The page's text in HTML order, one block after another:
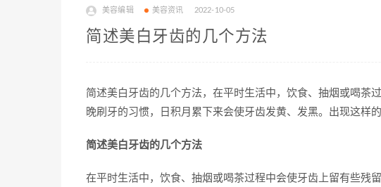
美容编辑 美容资讯 2022-10-05
简述美白牙齿的几个方法
简述美白牙齿的几个方法，在平时生活中，饮食、抽烟或喝茶
晚刷牙的习惯，日积月累下来会使牙齿发黄、发黑。出现这样
简述美白牙齿的几个方法
在平时生活中，饮食、抽烟或喝茶过程中会使牙齿上留有些残